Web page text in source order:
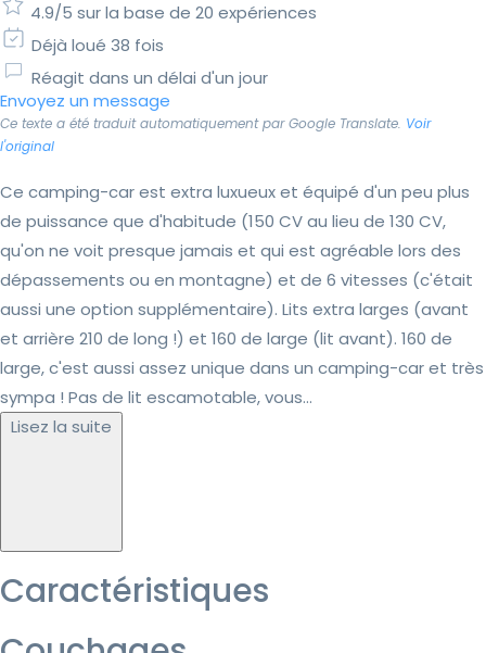
4.9/5 sur la base de 20 expériences
Déjà loué 38 fois
Réagit dans un délai d'un jour
Envoyez un message
Ce texte a été traduit automatiquement par Google Translate. Voir
l'original
Ce camping-car est extra luxueux et équipé d'un peu plus
de puissance que d'habitude (150 CV au lieu de 130 CV,
qu'on ne voit presque jamais et qui est agréable lors des
dépassements ou en montagne) et de 6 vitesses (c'était
aussi une option supplémentaire). Lits extra larges (avant
et arrière 210 de long !) et 160 de large (lit avant). 160 de
large, c'est aussi assez unique dans un camping-car et très
sympa ! Pas de lit escamotable, vous...
Lisez la suite
Caractéristiques